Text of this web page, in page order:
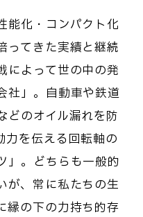
能化・コンパクト化
ってきた実績と継続
によって世の中の発
社」。自動車や鉄道
どのオイル漏れを防
力を伝える回転軸の
」。どちらも一般的
が、常に私たちの生
縁の下の力持ち的存